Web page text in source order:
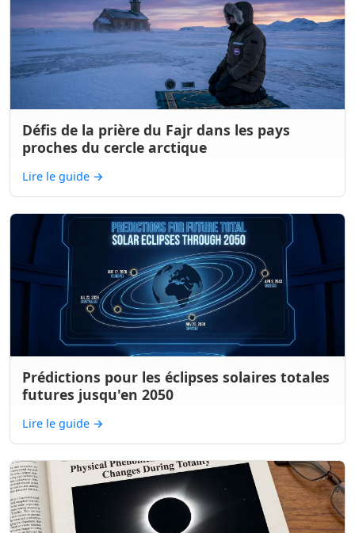
Défis de la prière du Fajr dans les pays
proches du cercle arctique
Lire le guide →
Prédictions pour les éclipses solaires totales
futures jusqu'en 2050
Lire le guide →